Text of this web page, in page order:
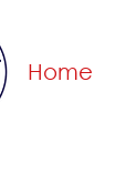
Home